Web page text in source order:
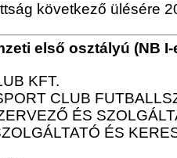
következő ülésére
első osztályú (NB
KFT.
CLUB
ÉS
ÉS